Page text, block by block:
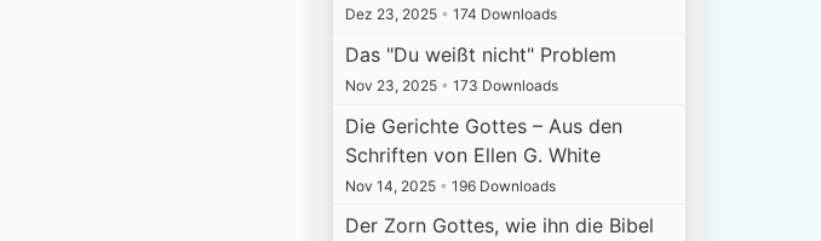
Dez 23, 2025 • 174 Downloads
Das "Du weißt nicht" Problem
Nov 23, 2025 • 173 Downloads
Die Gerichte Gottes – Aus den
Schriften von Ellen G. White
Nov 14, 2025 • 196 Downloads
Der Zorn Gottes, wie ihn die Bibel